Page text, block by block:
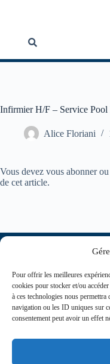
Pour offrir les meilleures
cookies pour stocker et/ou
à ces technologies nous permettra
navigation ou les ID uniques sur
consentement peut avoir un effet
Infirmier H/F – Service
Alice Floriani
Vous devez vous abonner
de cet article.